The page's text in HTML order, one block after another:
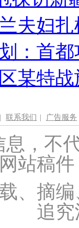
夫妇
：首
某特
| 联系我们 | 广告服务
，不
站稿
、摘
追